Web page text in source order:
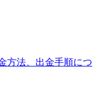
方法、出金手順につ